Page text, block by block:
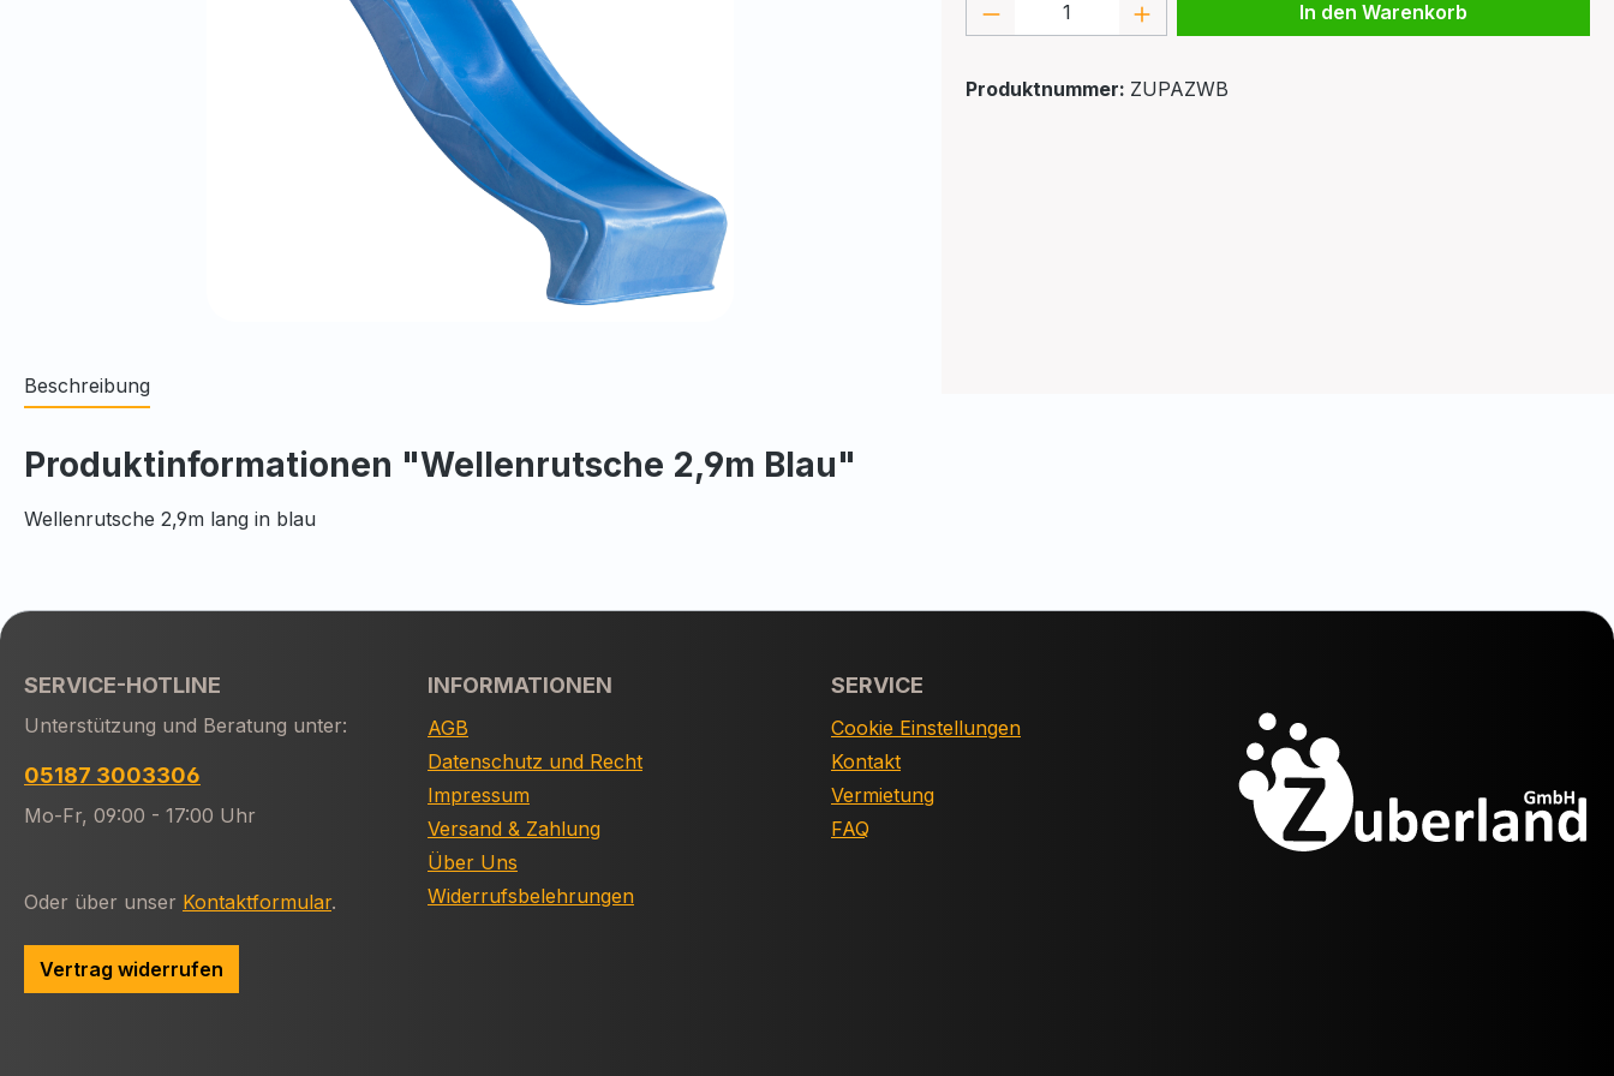
Produkt Anzahl: Gib den gewünschten Wert
In den Warenkorb
Produktnummer: ZUPAZWB
Beschreibung
Produktinformationen "Wellenrutsche 2,9m Blau"
Wellenrutsche 2,9m lang in blau
SERVICE-HOTLINE
Unterstützung und Beratung unter:
05187 3003306
Mo-Fr, 09:00 - 17:00 Uhr
Oder über unser Kontaktformular.
Vertrag widerrufen
INFORMATIONEN
AGB
Datenschutz und Recht
Impressum
Versand & Zahlung
Über Uns
Widerrufsbelehrungen
SERVICE
Cookie Einstellungen
Kontakt
Vermietung
FAQ